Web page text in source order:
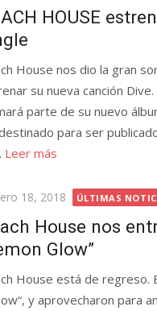
HOUSE
House nos dio la gran
su nueva canción
parte de su nuevo
para ser
Leer más
18, 2018 ÚLTIMAS
House nos
Glow”
House está de regreso.
y aprovecharon para